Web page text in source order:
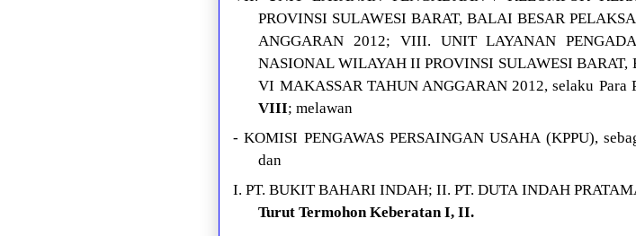
PROVINSI SULAWESI BARAT, BALAI BESAR
ANGGARAN 2012; VIII. UNIT LAYANAN
NASIONAL WILAYAH II PROVINSI SULAWESI
VI MAKASSAR TAHUN ANGGARAN 2012, selaku Para
VIII; melawan
- KOMISI PENGAWAS PERSAINGAN USAHA (KPPU),
dan
I. PT. BUKIT BAHARI INDAH; II. PT. DUTA INDAH
Turut Termohon Keberatan I, II.